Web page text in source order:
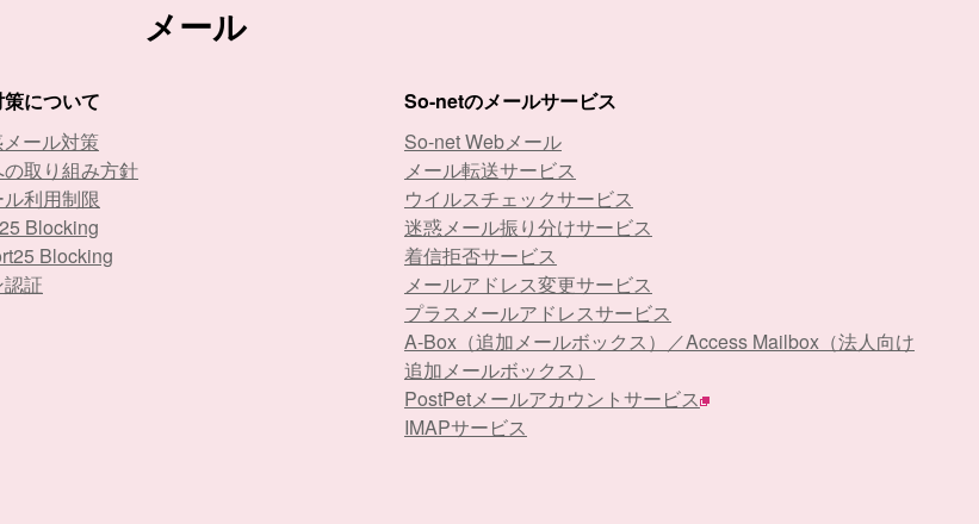
メール
について
ール対策
取り組み方針
利用制限
Blocking
Blocking
証
So-netのメールサービス
So-net Webメール
メール転送サービス
ウイルスチェックサービス
迷惑メール振り分けサービス
着信拒否サービス
メールアドレス変更サービス
プラスメールアドレスサービス
A-Box（追加メールボックス）／Access Mailbox（法人向け
追加メールボックス）
PostPetメールアカウントサービス
IMAPサービス